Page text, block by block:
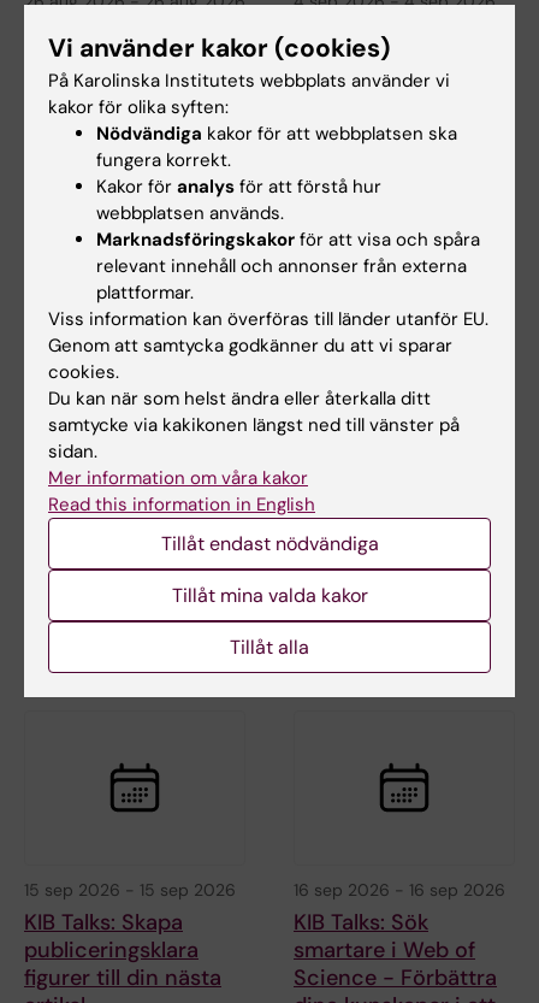
Temaseminarium
Kina
KTH i samarbete med
Stockholm universitet och
Karolinska institutet bjuder…
ISP-seminarium Saba
Rahimi
Urinary biomarkers for early
of chronic…
8 sep 2026-8 sep 2026
KIB Talks: Sök
smartare i Cinahl –
Förbättra dina
kunskaper i att söka
information
Bibliotekets sökexperter delar
med sig av sina bästa tips för
9 sep 2026-9 sep 2026
KIB Talks: iThenticate
att upptäcka
plagiering
Vi visar hur iThenticate
fungerar, hur du laddar upp ett
dokument samt ger…
15 sep 2026 - 15 sep 2026
KIB Talks: Skapa
publiceringsklara
figurer till din nästa
16 sep 2026 - 16 sep 2026
KIB Talks: Sök
smartare i Web of
Science - Förbättra
Vi använder kakor (cookies)
På Karolinska Institutets webbplats använder vi
kakor för olika syften:
Nödvändiga kakor för att webbplatsen ska
fungera korrekt.
Kakor för analys för att förstå hur
webbplatsen används.
Marknadsföringskakor för att visa och spåra
relevant innehåll och annonser från externa
plattformar.
Viss information kan överföras till länder utanför EU.
Genom att samtycka godkänner du att vi sparar
cookies.
Du kan när som helst ändra eller återkalla ditt
samtycke via kakikonen längst ned till vänster på
sidan.
Mer information om våra kakor
Read this information in English
Tillåt endast nödvändiga
Tillåt mina valda kakor
Tillåt alla